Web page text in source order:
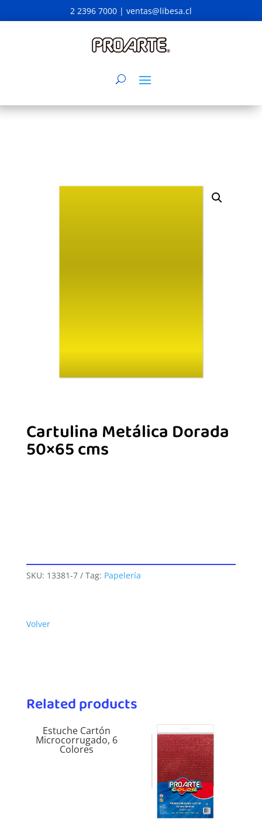
2 2396 7000 | ventas@libesa.cl
Cartulina Metálica Dorada
50×65 cms
SKU: 13381-7 Tag: Papelería
Volver
Related products
Estuche Cartón
Microcorrugado, 6
Colores